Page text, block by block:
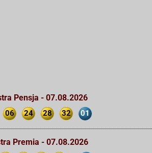
Pensja - 07.08.2026
06 24 28 32 01
Premia - 07.08.2026